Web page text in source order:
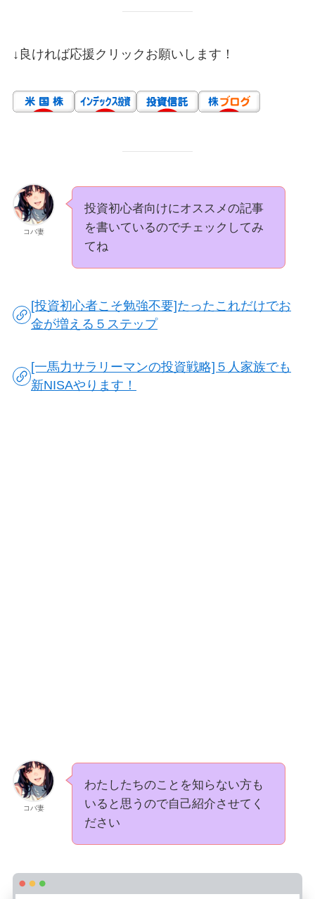
↓良ければ応援クリックお願いします！
コバ妻
投資初心者向けにオススメの記事
を書いているのでチェックしてみ
てね
[投資初心者こそ勉強不要]たったこれだけでお
金が増える５ステップ
[一馬力サラリーマンの投資戦略]５人家族でも
新NISAやります！
コバ妻
わたしたちのことを知らない方も
いると思うので自己紹介させてく
ださい